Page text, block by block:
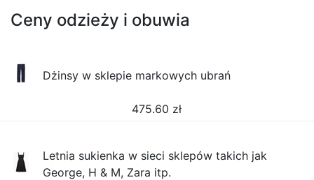
Ceny odzieży i obuwia
Dżinsy w sklepie markowych ubrań
475.60 zł
Letnia sukienka w sieci sklepów takich jak
George, H & M, Zara itp.